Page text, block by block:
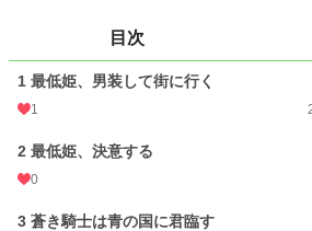
「え、私が悪役令嬢？この国は滅び私は殺されち
そうはさせない！
最低姫が騎士の姿で国を救うため立ち上がる。気
フラグに巻き込まれていました!? 果たして主人公
小説
恋愛 66,372 位 / 66,372 件
目次
1 最低姫、男装して街に行く
1
2 最低姫、決意する
0
3 蒼き騎士は青の国に君臨す